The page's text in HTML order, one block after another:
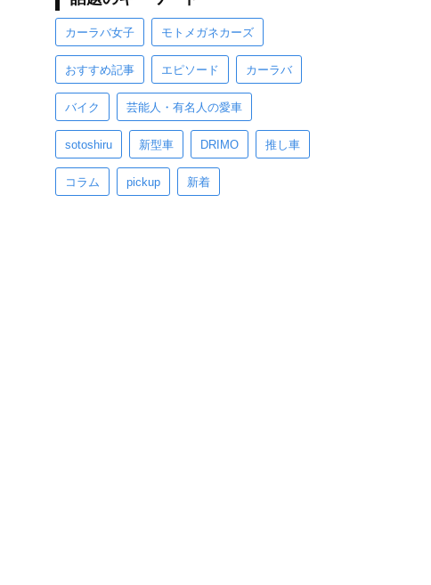
カーラバ女子 モトメガネカーズ
おすすめ記事 エピソード カーラバ
バイク 芸能人・有名人の愛車
sotoshiru 新型車 DRIMO 推し車
コラム pickup 新着